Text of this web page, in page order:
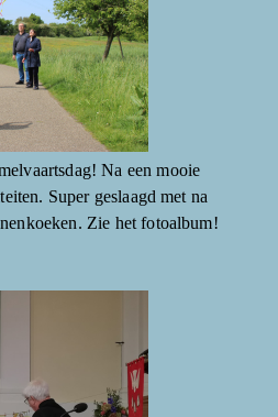
Na een mooie
Super geslaagd met na
Zie het fotoalbum!